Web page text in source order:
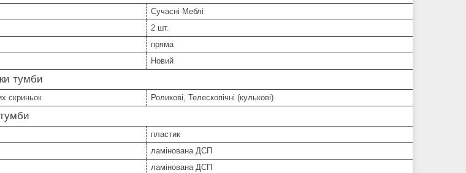
Сучасні Меблі
2 шт.
пряма
Новий
тумби
скриньок Роликові, Телескопічні (кулькові)
пластик
ламінована ДСП
ламінована ДСП